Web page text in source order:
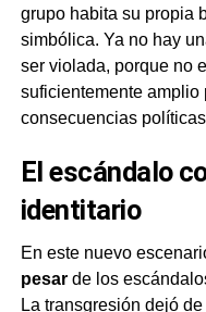
grupo habita su propia
simbólica. Ya no hay
ser violada, porque no
suficientemente amplio
consecuencias
El escándalo
identitario
En este nuevo
pesarde los
La transgresión dejó